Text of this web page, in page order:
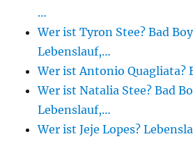
…
Wer ist Tyron Stee? Bad
Lebenslauf,…
Wer ist Antonio Quagliata?
Wer ist Natalia Stee? Bad
Lebenslauf,…
Wer ist Jeje Lopes?